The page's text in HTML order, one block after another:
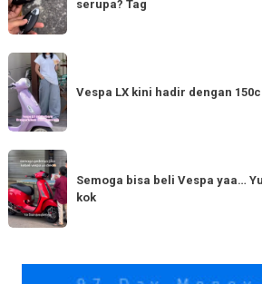
Harapan
Tahun
Baru
Punya
bestie
yang
Tag
serupa? Tag
Vespa
LX
kini
hadir
dengan
150cc
tiba
di
Vespa LX kini hadir dengan
Semoga
bisa
beli
Vespa
Yuk
Semoga bisa beli Vespa yaa…
kok